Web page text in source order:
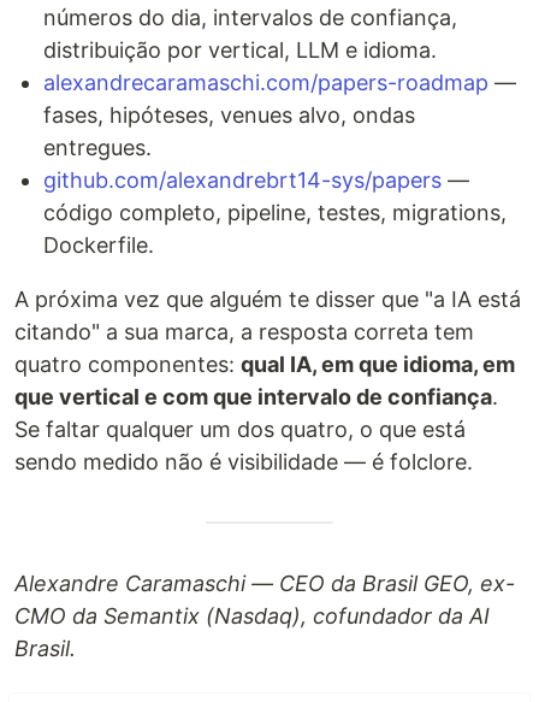
números do dia, intervalos de confiança,
distribuição por vertical, LLM e idioma.
alexandrecaramaschi.com/papers-roadmap —
fases, hipóteses, venues alvo, ondas
entregues.
github.com/alexandrebrt14-sys/papers —
código completo, pipeline, testes, migrations,
Dockerfile.
A próxima vez que alguém te disser que "a IA está
citando" a sua marca, a resposta correta tem
quatro componentes: qual IA, em que idioma, em
que vertical e com que intervalo de confiança.
Se faltar qualquer um dos quatro, o que está
sendo medido não é visibilidade — é folclore.
Alexandre Caramaschi — CEO da Brasil GEO, ex-
CMO da Semantix (Nasdaq), cofundador da AI
Brasil.